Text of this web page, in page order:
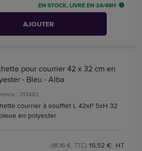
EN STOCK, LIVRÉ EN 24/48H
AJOUTER
pour courrier 42 x 32 cm en
- Bleu - Alba
: 213482
courrier à soufflet L 42xP 5xH 32
en polyester
15,52 € HT
(18,16 € TTC)